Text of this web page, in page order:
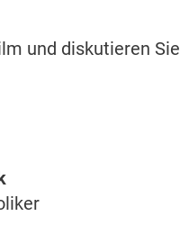
und diskutieren Sie